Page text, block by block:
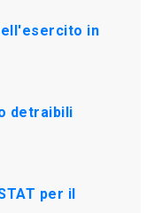
in
detraibili
per il